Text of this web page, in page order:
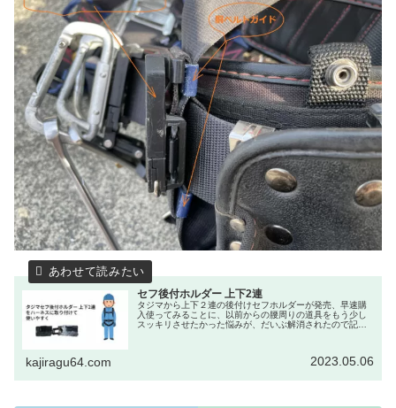
セフ後付ホルダー 上下2連
タジマから上下２連の後付けセフホルダーが発売、早速購
入使ってみることに、以前からの腰周りの道具をもう少し
スッキリさせたかった悩みが、だいぶ解消されたので記事
kajiragu64.com 2023.05.06